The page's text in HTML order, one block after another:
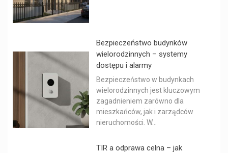
Bezpieczeństwo budynków
wielorodzinnych – systemy
dostępu i alarmy
Bezpieczeństwo w budynkach
wielorodzinnych jest kluczowym
zagadnieniem zarówno dla
mieszkańców, jak i zarządców
nieruchomości. W...
TIR a odprawa celna – jak